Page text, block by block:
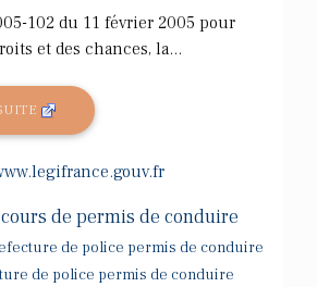
102 du 11 février 2005 pour
et des chances, la...
cours de permis de conduire
de police permis de conduire
de police permis de conduire